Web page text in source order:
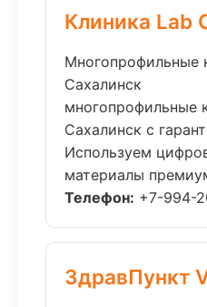
Клиника Lab
Сахалинск
Сахалинск с
Используем
материалы
Телефон: +7-994-
ЗдравПункт